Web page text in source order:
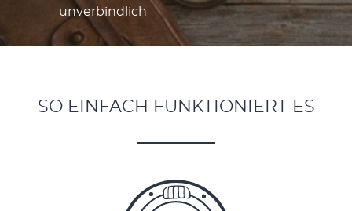
unverbindlich
SO EINFACH FUNKTIONIERT ES